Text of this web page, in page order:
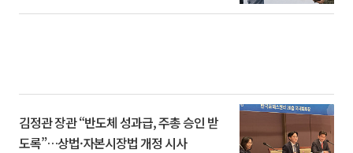
김정관 장관 “반도체 성과급, 주총 승인 받
도록”…상법·자본시장법 개정 시사